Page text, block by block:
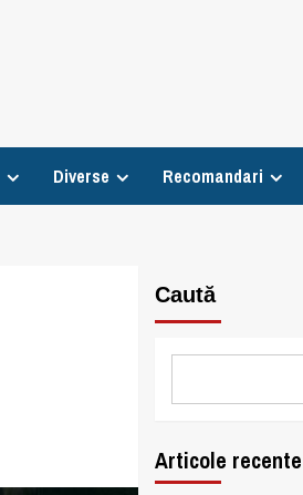
Diverse Recomandari
Caută
Articole recente